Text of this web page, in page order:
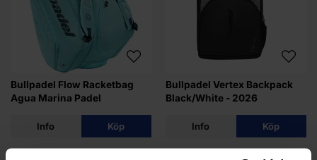
Bullpadel Flow Racketbag
Agua Marina Padel
Info Köp
Bullpadel Vertex Backpack
Black/White - 2026
Info Köp